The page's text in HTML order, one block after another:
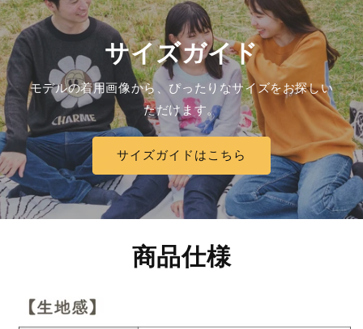
サイズガイド
モデルの着用画像から、ぴったりなサイズをお探しい
ただけます。
サイズガイドはこちら
商品仕様